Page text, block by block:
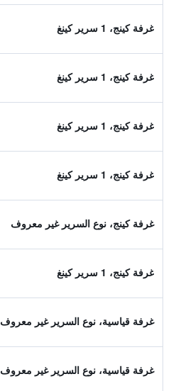
غرفة كينج، 1 سرير كينغ
غرفة كينج، 1 سرير كينغ
غرفة كينج، 1 سرير كينغ
غرفة كينج، 1 سرير كينغ
غرفة كينج، نوع السرير غير معروف
غرفة كينج، 1 سرير كينغ
غرفة قياسية، نوع السرير غير معروف
غرفة قياسية، نوع السرير غير معروف